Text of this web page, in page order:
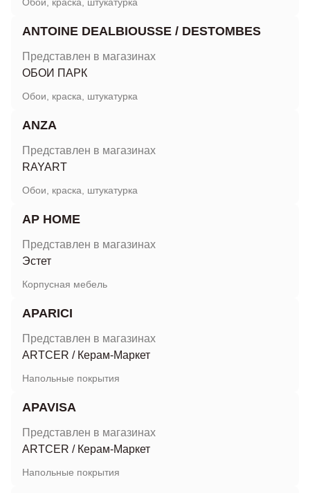
ANTOINE DEALBIOUSSE / DESTOMBES
Представлен в магазинах
ОБОИ ПАРК
Обои, краска, штукатурка
ANZA
Представлен в магазинах
RAYART
Обои, краска, штукатурка
AP HOME
Представлен в магазинах
Эстет
Корпусная мебель
APARICI
Представлен в магазинах
ARTCER / Керам-Маркет
Напольные покрытия
APAVISA
Представлен в магазинах
ARTCER / Керам-Маркет
Напольные покрытия